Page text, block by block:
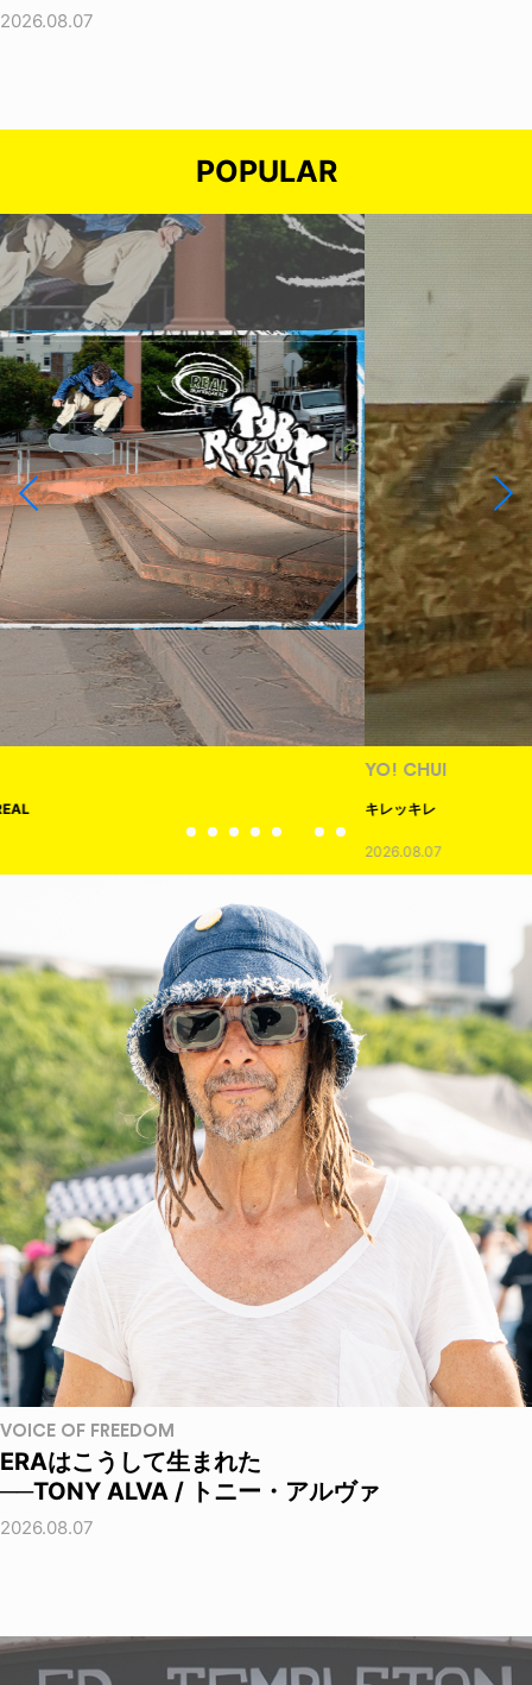
2026.08.07
POPULAR
キレッキレ
VOICE OF FREEDOM
ERAはこうして生まれた
──TONY ALVA / トニー・アルヴァ
2026.08.07